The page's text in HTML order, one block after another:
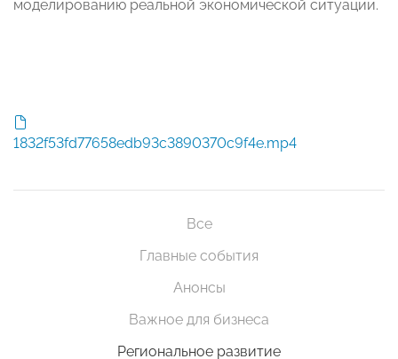
моделированию реальной экономической ситуации.
1832f53fd77658edb93c3890370c9f4e.mp4
Все
Главные события
Анонсы
Важное для бизнеса
Региональное развитие